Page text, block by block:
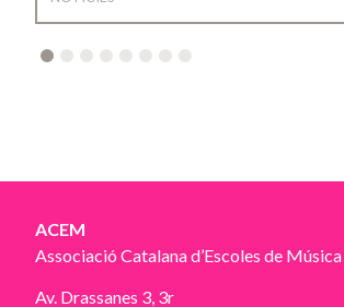
4 5 6 7 8
ACEM
Associació Catalana d’Escoles de Música
Av. Drassanes 3, 3r